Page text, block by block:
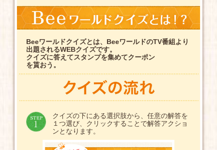
Beeワールドクイズとは、BeeワールドのTV番組より
出題されるWEBクイズです。
クイズに答えてスタンプを集めてクーポン
を貰おう。
クイズの下にある選択肢から、任意の解答を
１つ選び、クリックすることで解答アクショ
ンとなります。